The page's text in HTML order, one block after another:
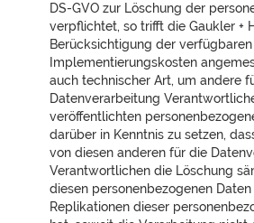
DS-GVO zur Löschung der
verpflichtet, so trifft die Gaukler +
Berücksichtigung der
Implementierungskosten
auch technischer Art, um andere
Datenverarbeitung
veröffentlichten
darüber in Kenntnis zu setzen,
von diesen anderen für die
Verantwortlichen die Löschung
diesen personenbezogenen
Replikationen dieser